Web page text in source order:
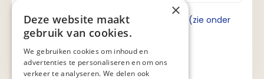
Ik ga akkoord met de privacyverklaring (zie onder
aan de pagina).
×
Deze website maakt
gebruik van cookies.
We gebruiken cookies om inhoud en
advertenties te personaliseren en om ons
verkeer te analyseren. We delen ook